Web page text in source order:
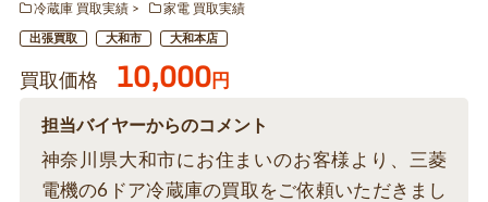
冷蔵庫 買取実績
家電 買取実績
出張買取 大和市 大和本店
買取価格 10,000円
担当バイヤーからのコメント
神奈川県大和市にお住まいのお客様より、三菱
電機の6ドア冷蔵庫の買取をご依頼いただきまし